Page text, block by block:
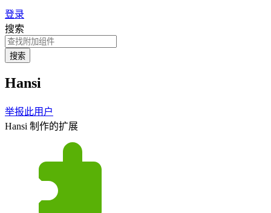
登录
搜索
搜索
Hansi
举报此用户
Hansi 制作的扩展